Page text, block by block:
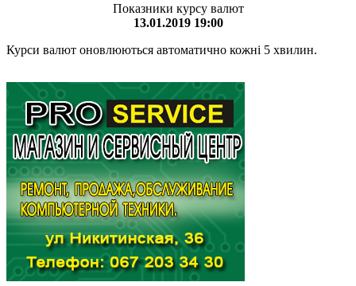
Показники курсу валют
13.01.2019 19:00
Курси валют оновлюються автоматично кожні 5 хвилин.